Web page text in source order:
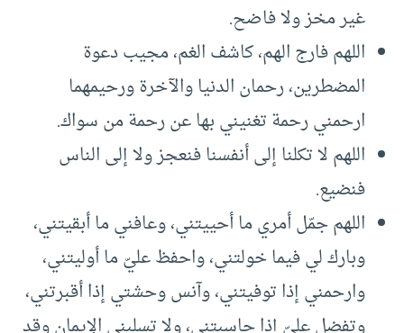
غير مخز ولا فاضح.
اللهم فارج الهم، كاشف الغم، مجيب دعوة
المضطرين، رحمان الدنيا والآخرة ورحيمهما
ارحمني رحمة تغنيني بها عن رحمة من سواك.
اللهم لا تكلنا إلى أنفسنا فنعجز ولا إلى الناس
فنضيع.
اللهم جمّل أمري ما أحييتني، وعافني ما أبقيتني،
وبارك لي فيما خولتني، واحفظ عليّ ما أوليتني،
وارحمني إذا توفيتني، وآنس وحشتي إذا أقبرتني،
وتفضل عليّ إذا حاسبتني، ولا تسلبني الإيمان وقد